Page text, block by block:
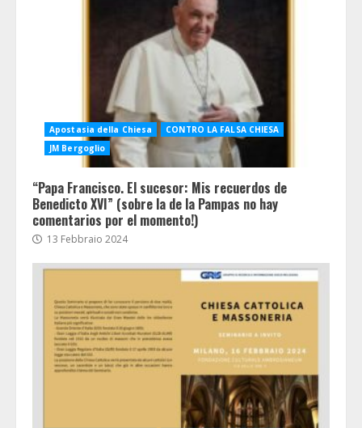
Apostasia della Chiesa
CONTRO LA FALSA CHIESA
JM Bergoglio
“Papa Francisco. El sucesor: Mis recuerdos de
Benedicto XVI” (sobre la de la Pampas no hay
comentarios por el momento!)
13 Febbraio 2024